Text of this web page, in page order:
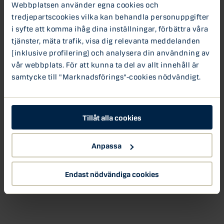
Webbplatsen använder egna cookies och
tredjepartscookies vilka kan behandla personuppgifter
i syfte att komma ihåg dina inställningar, förbättra våra
tjänster, mäta trafik, visa dig relevanta meddelanden
(inklusive profilering) och analysera din användning av
vår webbplats. För att kunna ta del av allt innehåll är
samtycke till "Marknadsförings"-cookies nödvändigt.
Tillåt alla cookies
Anpassa
Endast nödvändiga cookies